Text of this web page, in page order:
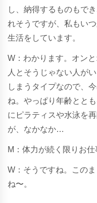
し、納得するものもで
れそうですが、私もい
生活をしています。
W ：わかります。オン
人とそうじゃない人が
しまうタイプなので、
ね。やっぱり年齢とと
にピラティスや水泳を
が、なかなか…
M：体力が続く限りお
W ：そうですね。
この
ね〜。